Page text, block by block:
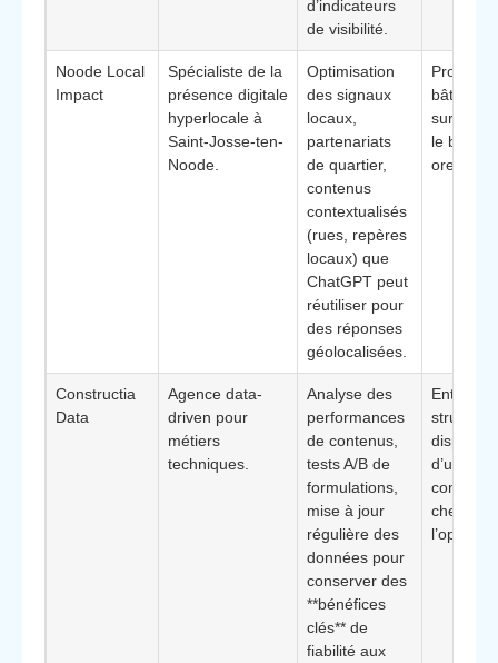
d’indicateurs
de visibilité.
Noode Local
Impact
Spécialiste de la
présence digitale
hyperlocale à
Saint-Josse-ten-
Noode.
Optimisation
des signaux
locaux,
partenariats
de quartier,
contenus
contextualisés
(rues, repères
locaux) que
ChatGPT peut
réutiliser pour
des réponses
géolocalisées.
bâtiment
sur la
le
oreille
Constructia
Data
Agence data-
driven pour
métiers
techniques.
Analyse des
performances
de contenus,
tests A/B de
formulations,
mise à jour
régulière des
données pour
conserver des
**bénéfices
clés** de
fiabilité aux
d’un
contenu